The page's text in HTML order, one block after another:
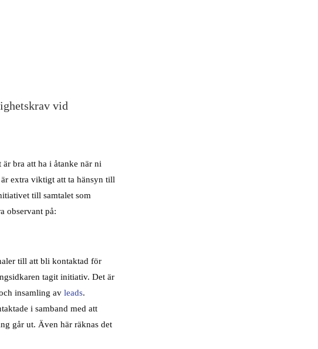
vid
bra att ha i åtanke när ni
extra viktigt att ta hänsyn till
till samtalet som
observant på:
till att bli kontaktad för
tagit initiativ. Det är
insamling avleads.
i samband med att
går ut. Även här räknas det